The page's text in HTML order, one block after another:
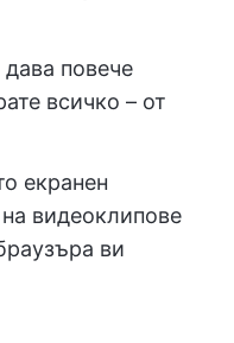
повече
всичко – от
екранен
видеоклипове
ви